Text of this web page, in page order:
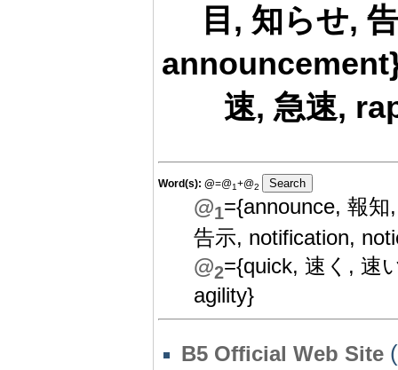
目, 知らせ,
速, 急速,
Word(s): @=@1+@2
@1={announce, 報
告示, notification,
@2={quick, 速く, 速
agility}
B5 Official Web Site